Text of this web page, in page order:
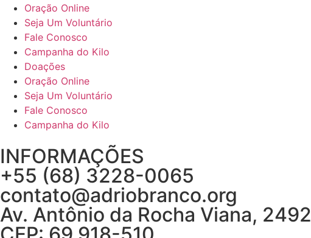
Oração Online
Seja Um Voluntário
Fale Conosco
Campanha do Kilo
Doações
Oração Online
Seja Um Voluntário
Fale Conosco
Campanha do Kilo
INFORMAÇÕES
+55 (68) 3228-0065
contato@adriobranco.org
Av. Antônio da Rocha Viana,